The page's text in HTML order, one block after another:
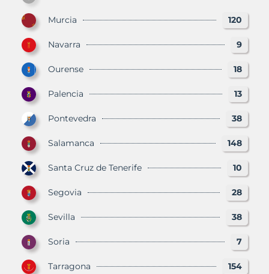
Murcia 120
Navarra 9
Ourense 18
Palencia 13
Pontevedra 38
Salamanca 148
Santa Cruz de Tenerife 10
Segovia 28
Sevilla 38
Soria 7
Tarragona 154